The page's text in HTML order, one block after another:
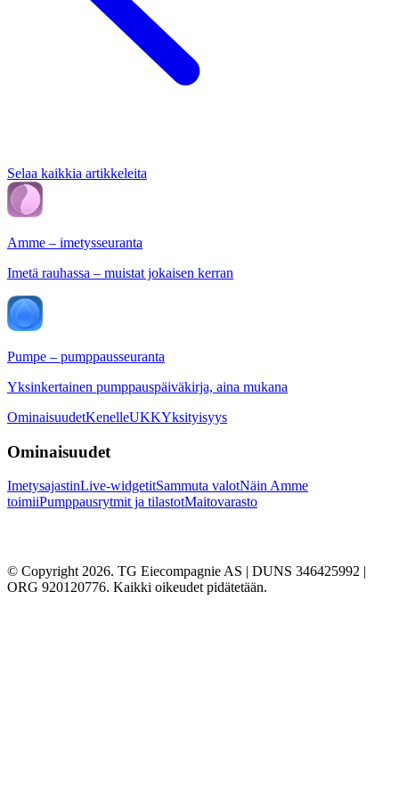
Selaa kaikkia artikkeleita
Amme – imetysseuranta
Imetä rauhassa – muistat jokaisen kerran
Pumpe – pumppausseuranta
Yksinkertainen pumppauspäiväkirja, aina mukana
OminaisuudetKenelleUKKYksityisyys
Ominaisuudet
ImetysajastinLive-widgetitSammuta valotNäin Amme
toimiiPumppausrytmit ja tilastotMaitovarasto
© Copyright 2026. TG Eiecompagnie AS | DUNS 346425992 |
ORG 920120776. Kaikki oikeudet pidätetään.